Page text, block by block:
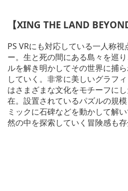
【XING THE LAND
PS VRにも対応している一人称
ー。生と死の間にある島々を巡
ルを解き明かしてその世界に捕
していく。非常に美しいグラフ
はさまざまな文化をモチーフに
在。設置されているパズルの規
ミックに石碑などを動かして解
然の中を探索していく冒険感も存